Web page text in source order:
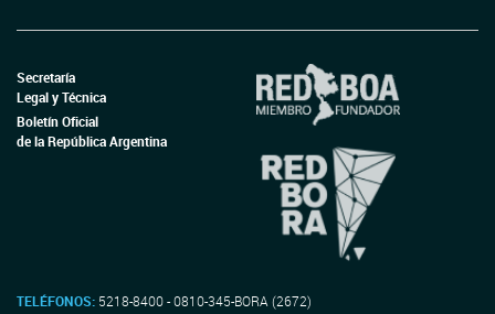
Secretaría
Legal y Técnica
Boletín Oficial
de la República Argentina
TELÉFONOS: 5218-8400 - 0810-345-BORA (2672)